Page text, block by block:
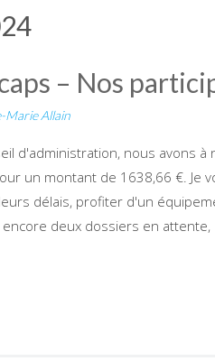
– Nos
Marie Allain
d'administration, nous avons
un montant de 1638,66 €. Je
délais, profiter d'un
deux dossiers en